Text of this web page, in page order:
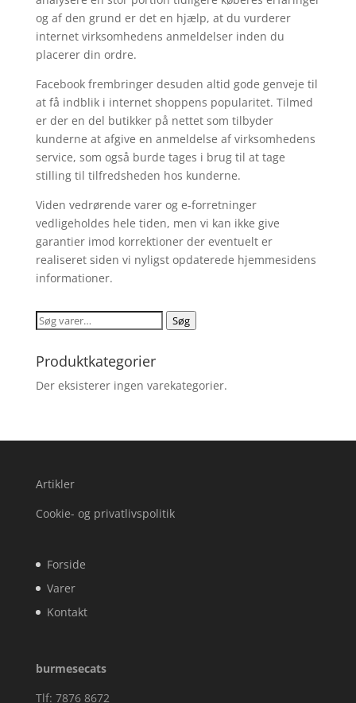
og af den grund er det en hjælp, at du vurderer
internet virksomhedens anmeldelser inden du
placerer din ordre.
Facebook frembringer desuden altid gode genveje til
at få indblik i internet shoppens popularitet. Tilmed
er der en del butikker på nettet som tilbyder
kunderne at afgive en anmeldelse af virksomhedens
service, som også burde tages i brug til at tage
stilling til tilfredsheden hos kunderne.
Viden vedrørende varer og e-forretninger
vedligeholdes hele tiden, men vi kan ikke give
garantier imod korrektioner der eventuelt er
realiseret siden vi nyligst opdaterede hjemmesidens
informationer.
Søg
Søg
Produktkategorier
Der eksisterer ingen varekategorier.
Artikler
Cookie- og privatlivspolitik
Forside
Varer
Kontakt
burmesecats
Tlf: 7876 8672